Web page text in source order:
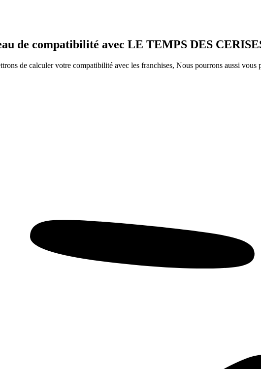
de compatibilité avec LE TEMPS DES
de calculer votre compatibilité avec les franchises, Nous pourrons aussi vous